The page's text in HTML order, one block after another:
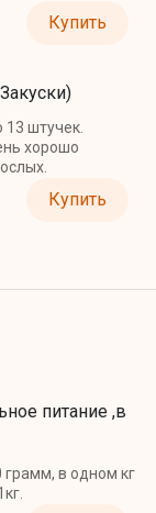
Купить
13 штучек.
хорошо
Купить
питание ,в
грамм, в одном кг